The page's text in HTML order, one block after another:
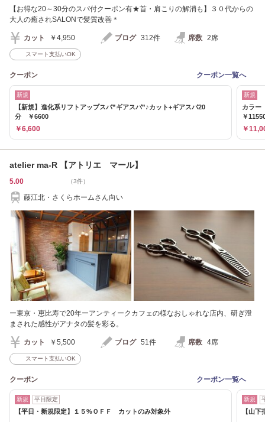
【お得な20～30分のスパ付クーポン有★首・肩こりの解消も】３０代からの
大人の癒されSALONで髪質改善＊
カット ￥4,950 ブログ 312件 席数 2席
スマート支払いOK
クーポン クーポン一覧へ
新規
【新規】進化系リフトアップスパ”ギアスパ”♪カット+ギアスパ20
分 ￥6600
￥6,600
新規
カラー
￥
￥
atelier ma-R 【アトリエ マール】
5.00 （3件）
藤江北・さくらホームさん向い
ー東京・恵比寿で20年ーアンティークカフェの様なおしゃれな店内、研ぎ澄
まされた感性がアナタの髪を彩る。
カット ￥5,500 ブログ 51件 席数 4席
スマート支払いOK
クーポン クーポン一覧へ
新規 平日限定
【平日・新規限定】１５%ＯＦＦ カットのみ対象外
新規
【山